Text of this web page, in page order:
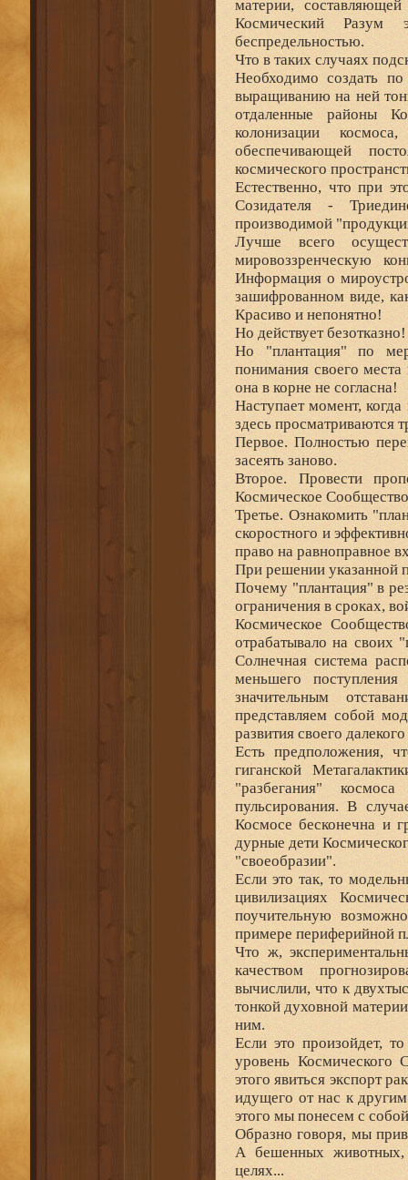
материи,
Космический Разум
беспредельностью.
Что в таких случаях
Необходимо создать
выращиванию на ней
отдаленные районы
колонизации
обеспечивающей
космического
Естественно, что при
Созидателя -
производимой
Лучше всего
мировоззренческую
Информация о
зашифрованном виде,
Красиво и непонятно!
Но действует безотказно!
Но "плантация" по
понимания своего
она в корне не согласна!
Наступает момент,
здесь просматриваются
Первое. Полностью
засеять заново.
Второе. Провести
Космическое
Третье. Ознакомить
скоростного и
право на равноправное
При решении указанной
Почему "плантация" в
ограничения в сроках,
Космическое
отрабатывало на своих
Солнечная система
меньшего
значительным
представляем собой
развития своего
Есть предположения,
гиганской
"разбегания"
пульсирования. В
Космосе бесконечна и
дурные дети
"своеобразии".
Если это так, то
цивилизациях
поучительную
примере периферийной
Что ж,
качеством
вычислили, что к
тонкой духовной
ним.
Если это произойдет,
уровень Космического
этого явиться экспорт
идущего от нас к
этого мы понесем с
Образно говоря, мы
А бешенных животных,
целях...